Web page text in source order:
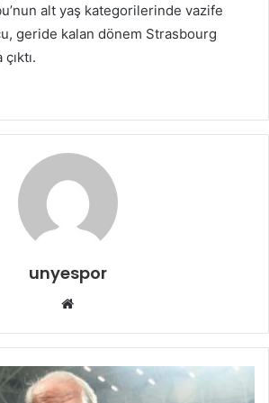
alt yaş kategorilerinde vazife
geride kalan dönem Strasbourg
unyespor
Web